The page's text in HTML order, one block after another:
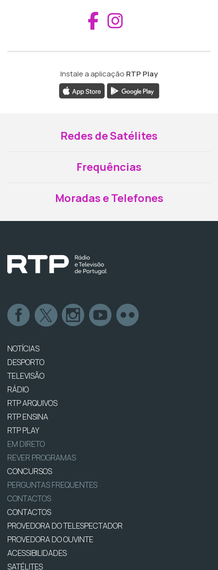
Aceder ao
Instale a aplicação RTP Play
Redes de Satélites
Frequências
Moradas e Telefones
NOTÍCIAS
DESPORTO
TELEVISÃO
RÁDIO
RTP ARQUIVOS
RTP ENSINA
RTP PLAY
EM DIRETO
REVER PROGRAMAS
CONCURSOS
PERGUNTAS FREQUENTES
CONTACTOS
CONTACTOS
PROVEDORA DO TELESPECTADOR
PROVEDORA DO OUVINTE
ACESSIBILIDADES
SATÉLITES